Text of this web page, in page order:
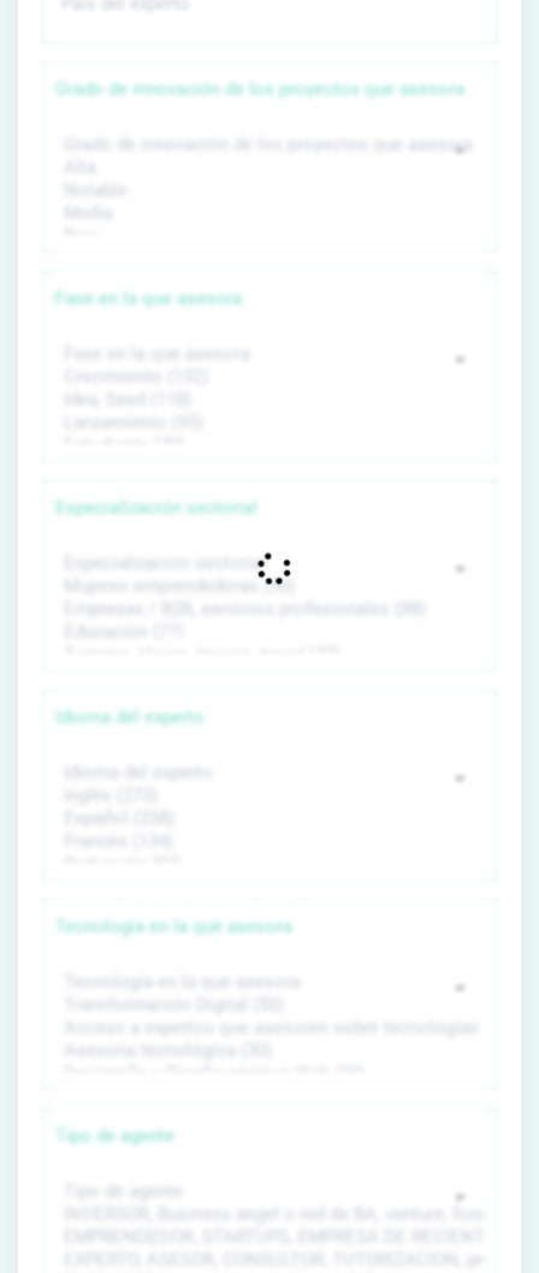
Grado de innovación de los proyectos que asesora
Fase en la que asesora
Especialización sectorial
Idioma del experto
Tecnología en la que asesora
Tipo de agente